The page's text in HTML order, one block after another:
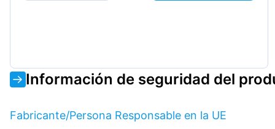
Información de seguridad del
Fabricante/Persona Responsable en la UE